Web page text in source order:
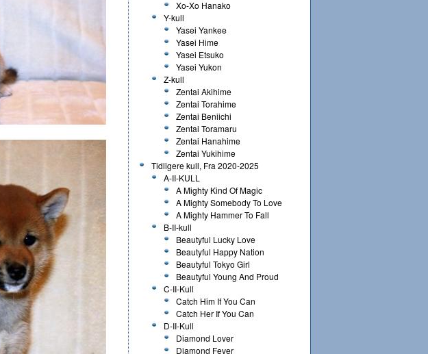
Xo-Xo Hanako
Y-kull
Yasei Yankee
Yasei Hime
Yasei Etsuko
Yasei Yukon
Z-kull
Zentai Akihime
Zentai Torahime
Zentai Beniichi
Zentai Toramaru
Zentai Hanahime
Zentai Yukihime
Tidligere kull, Fra 2020-2025
A-II-KULL
A Mighty Kind Of Magic
A Mighty Somebody To Love
A Mighty Hammer To Fall
B-II-kull
Beautyful Lucky Love
Beautyful Happy Nation
Beautyful Tokyo Girl
Beautyful Young And Proud
C-II-Kull
Catch Him If You Can
Catch Her If You Can
D-II-Kull
Diamond Lover
Diamond Fever